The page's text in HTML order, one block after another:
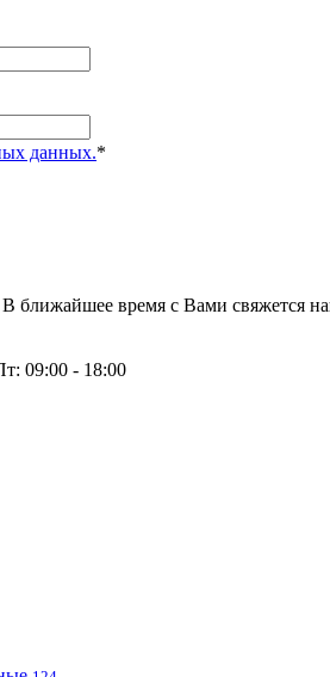
данных.*
ближайшее время с Вами свяжется
09:00 - 18:00